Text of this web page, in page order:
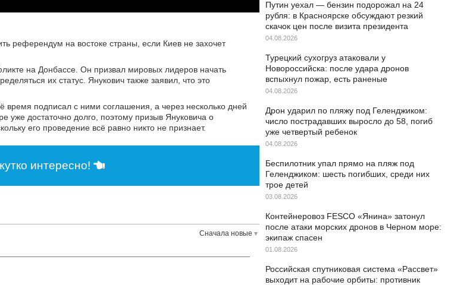
референдум на востоке страны, если Киев не захочет
на Донбассе. Он призвал мировых лидеров начать
их статус. Янукович также заявил, что это
время подписал с ними соглашения, а через несколько дней
уже достаточно долго, поэтому призыв Януковича о
его проведение всё равно никто не признает.
интересно!
Сначала новые
Путин уехал — бензин подорожал на 24
рубля: в Красноярске обсуждают резкий
скачок цен после визита президента
04.08.2026
Турецкий сухогруз атаковали у
Новороссийска: после удара дронов
вспыхнул пожар, есть раненые
04.08.2026
Дрон ударил по пляжу под Геленджиком:
число пострадавших выросло до 58, погиб
уже четвертый ребенок
04.08.2026
Беспилотник упал прямо на пляж под
Геленджиком: шесть погибших, среди них
трое детей
03.08.2026
Контейнеровоз FESCO «Янина» затонул
после атаки морских дронов в Черном море:
экипаж спасен
01.08.2026
Российская спутниковая система «Рассвет»
выходит на рабочие орбиты: противник